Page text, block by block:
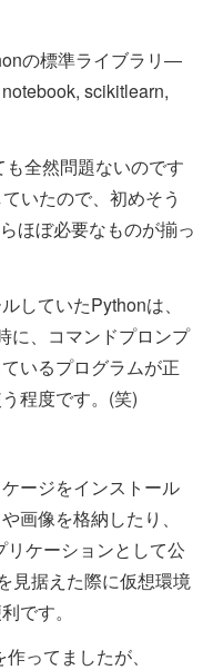
の標準ライブラリ―
scikitlearn,
全然問題ないのです
いたので、初めそう
ほぼ必要なものが揃っ
していたPythonは、
に、コマンドプロンプ
いるプログラムが正
程度です。(笑)
ージをインストール
画像を格納したり、
ケーションとして公
見据えた際に仮想環境
です。
ってましたが、